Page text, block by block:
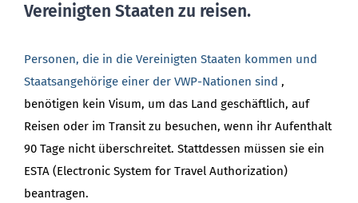
Vereinigten Staaten zu reisen.
Personen, die in die Vereinigten Staaten kommen und
Staatsangehörige einer der VWP-Nationen sind ,
benötigen kein Visum, um das Land geschäftlich, auf
Reisen oder im Transit zu besuchen, wenn ihr Aufenthalt
90 Tage nicht überschreitet. Stattdessen müssen sie ein
ESTA (Electronic System for Travel Authorization)
beantragen.